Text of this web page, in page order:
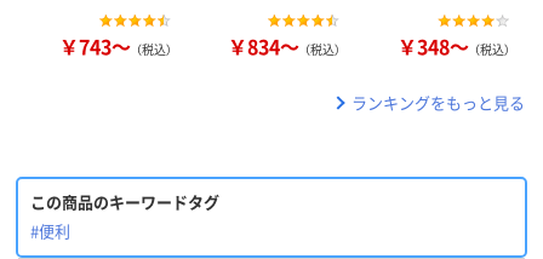
￥743～ （税込） ￥834～ （税込） ￥348～ （税込）
ランキングをもっと見る
この商品のキーワードタグ
#便利